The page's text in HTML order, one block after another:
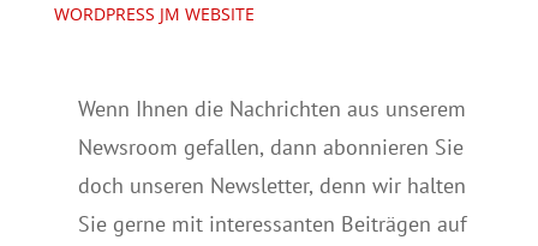
WORDPRESS JM WEBSITE
Wenn Ihnen die Nachrichten aus unserem
Newsroom gefallen, dann abonnieren Sie
doch unseren Newsletter, denn wir halten
Sie gerne mit interessanten Beiträgen auf